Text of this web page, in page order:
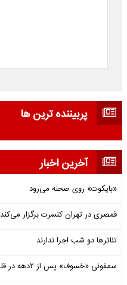
پربیننده ترین ها
آخرین اخبار
«بایکوت» روی صحنه می‌رود
قمصری در تهران کنسرت برگزار می‌کند
تئاترها دو شب اجرا ندارند
سمفونی «خسوف» پس از ۲دهه در قلب تهران طنین انداز شد